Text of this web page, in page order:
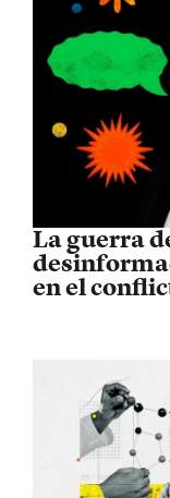
La guerra
en el